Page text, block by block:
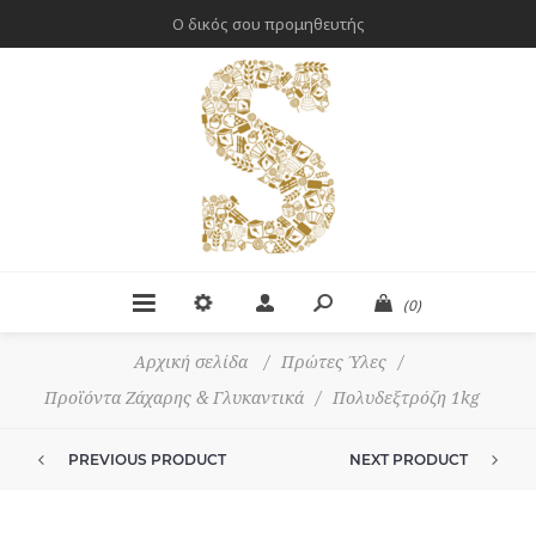
Ο δικός σου προμηθευτής
(0)
Αρχική σελίδα / Πρώτες Ύλες
/
Προϊόντα Ζάχαρης & Γλυκαντικά
/ Πολυδεξτρόζη 1kg
PREVIOUS PRODUCT NEXT PRODUCT